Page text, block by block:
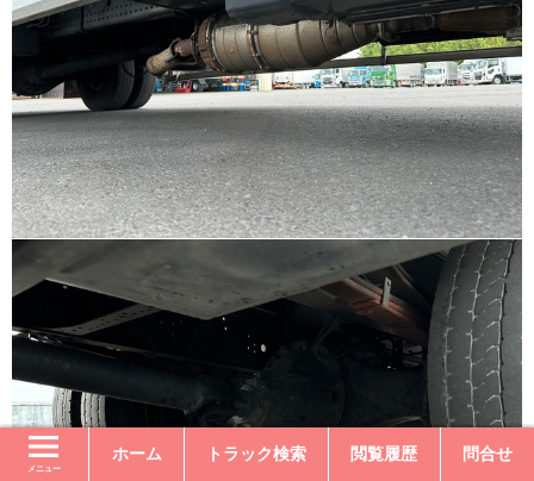
メニュー
ホーム トラック検索 閲覧履歴 問合せ